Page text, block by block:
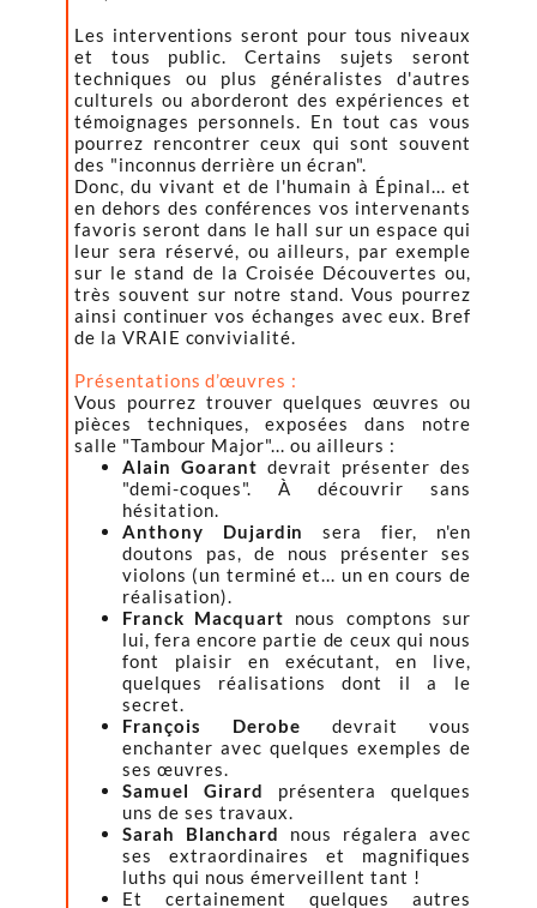
Les interventions seront pour tous niveaux
et tous public. Certains sujets seront
techniques ou plus généralistes d'autres
culturels ou aborderont des expériences et
témoignages personnels. En tout cas vous
pourrez rencontrer ceux qui sont souvent
des "inconnus derrière un écran".
Donc, du vivant et de l'humain à Épinal... et
en dehors des conférences vos intervenants
favoris seront dans le hall sur un espace qui
leur sera réservé, ou ailleurs, par exemple
sur le stand de la Croisée Découvertes ou,
très souvent sur notre stand. Vous pourrez
ainsi continuer vos échanges avec eux. Bref
de la VRAIE convivialité.
Présentations d’œuvres :
Vous pourrez trouver quelques œuvres ou
pièces techniques, exposées dans notre
salle "Tambour Major"... ou ailleurs :
Alain Goarant devrait présenter des
"demi-coques". À découvrir sans
hésitation.
Anthony Dujardin
sera fier, n'en
doutons pas, de nous présenter ses
violons (un terminé et... un en cours de
réalisation).
Franck Macquart nous comptons sur
lui, fera encore partie de ceux qui nous
font plaisir en exécutant, en live,
quelques réalisations dont il a le
secret.
François Derobe devrait vous
enchanter avec quelques exemples de
ses œuvres.
Samuel Girard présentera quelques
uns de ses travaux.
Sarah Blanchard
nous régalera avec
ses extraordinaires et magnifiques
luths qui nous émerveillent tant !
Et certainement quelques autres